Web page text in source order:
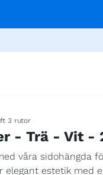
3 rutor
- Trä - Vit -
våra sidohängda
elegant estetik med